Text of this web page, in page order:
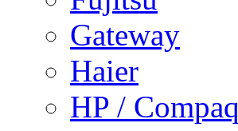
Gateway
Haier
HP / Compaq